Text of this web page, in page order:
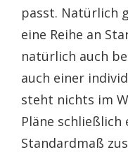
passt. Natürlich
eine Reihe an
natürlich auch
auch einer
steht nichts im
Pläne
Standardmaß